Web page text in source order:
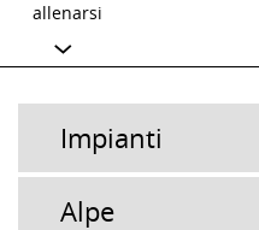
allenarsi
Impianti
Alpe